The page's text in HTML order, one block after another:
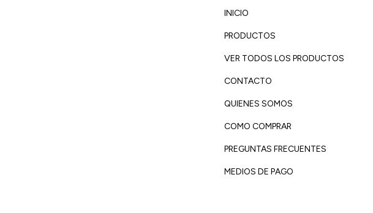
INICIO
PRODUCTOS
VER TODOS LOS PRODUCTOS
CONTACTO
QUIENES SOMOS
COMO COMPRAR
PREGUNTAS FRECUENTES
MEDIOS DE PAGO